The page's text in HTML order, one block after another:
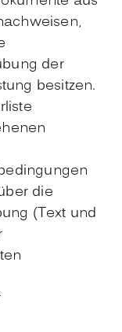
der
besitzen.
die
(Text und